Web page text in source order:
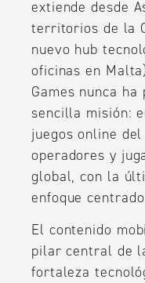
extiende desde
territorios de la
nuevo hub
oficinas en
Games nunca
sencilla misión:
juegos online
operadores y
global, con la
enfoque
El contenido
pilar central de
fortaleza